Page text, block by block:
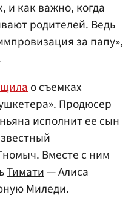
и как важно, когда
родителей. Ведь
за папу»,
о съемках
Продюсер
исполнит ее сын
Вместе с ним
Тимати— Алиса
Миледи.